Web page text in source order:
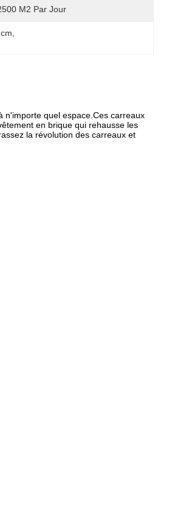
M2 Par Jour
n'importe quel espace.Ces carreaux
en brique qui rehausse les
la révolution des carreaux et